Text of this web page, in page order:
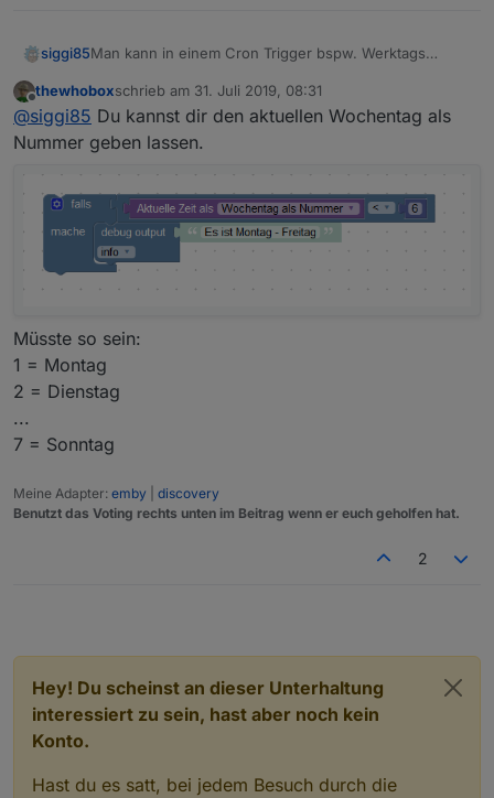
siggi85Man kann in einem Cron Trigger bspw. Werktags
Datenpunkt Trigger zu prüfen, ob gerade Werktags ist.
In dem Menüpunkt "Datum und Zeit" kann man diese
Konfiguration nicht durchführen, lediglich Uhrzeiten
auswählen.
ich eine Meldung erhalten; jedoch nur Werktags, wie
mache ich das vernünftig?
Einen "Werktagsdatenpunkt" per Cron zu füllen und
dann in der Bedingung zu nutzen halte ich für den
aktivieren.
Offline
thewhoboxschrieb am 31. Juli 2019, 08:31
zuletzt editiert von
@siggi85 Du kannst dir den aktuellen Wochentag als
Nummer geben lassen.
Müsste so sein:
1 = Montag
2 = Dienstag
...
7 = Sonntag
Meine Adapter: emby
discovery
Benutzt das Voting rechts unten im Beitrag wenn er euch geholfen hat.
2
Hey! Du scheinst an dieser Unterhaltung
interessiert zu sein, hast aber noch kein
Konto.
Hast du es satt, bei jedem Besuch durch die